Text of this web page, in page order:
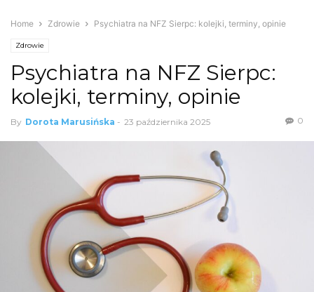
Home Zdrowie Psychiatra na NFZ Sierpc: kolejki, terminy, opinie
Zdrowie
Psychiatra na NFZ Sierpc:
kolejki, terminy, opinie
By Dorota Marusińska - 23 października 2025 0